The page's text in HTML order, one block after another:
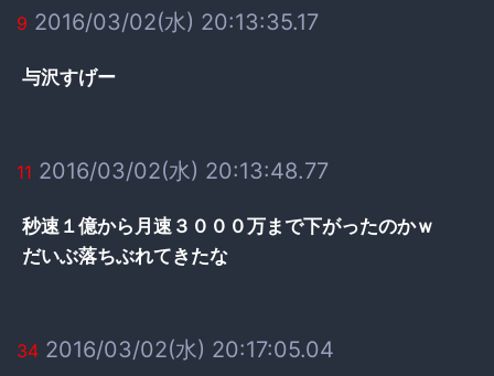
9 2016/03/02(水) 20:13:35.17
与沢すげー
11 2016/03/02(水) 20:13:48.77
秒速１億から月速３０００万まで下がったのかｗ
だいぶ落ちぶれてきたな
34 2016/03/02(水) 20:17:05.04